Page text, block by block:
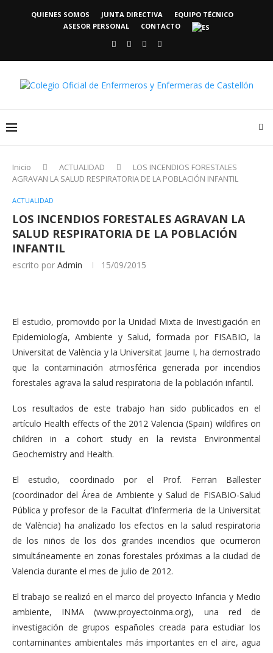
QUIENES SOMOS JUNTA DIRECTIVA
EQUIPO TÉCNICO
ASESOR PERSONAL
CONTACTO
Inicio ACTUALIDAD
LOS INCENDIOS FORESTALES
AGRAVAN LA SALUD RESPIRATORIA DE LA POBLACIÓN INFANTIL
ACTUALIDAD
LOS INCENDIOS FORESTALES AGRAVAN LA
SALUD RESPIRATORIA DE LA POBLACIÓN
INFANTIL
escrito por Admin 15/09/2015
El estudio, promovido por la Unidad Mixta de Investigación en
Epidemiología, Ambiente y Salud, formada por FISABIO, la
Universitat de València y la Universitat Jaume I, ha demostrado
que la contaminación atmosférica generada por incendios
forestales agrava la salud respiratoria de la población infantil.
Los resultados de este trabajo han sido publicados en el
artículo Health effects of the 2012 Valencia (Spain) wildfires on
children in a cohort study en la revista Environmental
Geochemistry and Health.
El estudio, coordinado por el Prof. Ferran Ballester
(coordinador del Área de Ambiente y Salud de FISABIO-Salud
Pública y profesor de la Facultat d’Infermeria de la Universitat
de València) ha analizado los efectos en la salud respiratoria
de los niños de los dos grandes incendios que ocurrieron
simultáneamente en zonas forestales próximas a la ciudad de
Valencia durante el mes de julio de 2012.
El trabajo se realizó en el marco del proyecto Infancia y Medio
ambiente, INMA (www.proyectoinma.org), una red de
investigación de grupos españoles creada para estudiar los
contaminantes ambientales más importantes en el aire, agua